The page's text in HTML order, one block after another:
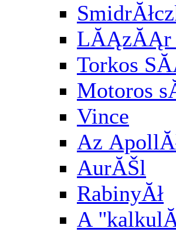
LĂĄzĂĄr
Torkos
Motoros
Vince
Az
AurĂŠl
RabinyĂł
A